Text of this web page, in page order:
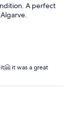
A perfect
it was a great